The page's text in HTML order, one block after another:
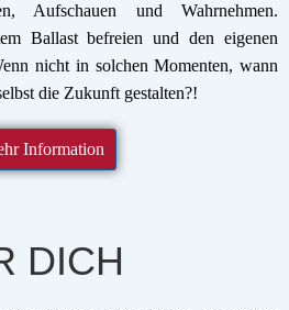
Aufschauen und Wahrnehmen.
Ballast befreien und den eigenen
nicht in solchen Momenten, wann
die Zukunft gestalten?!
Information
DICH